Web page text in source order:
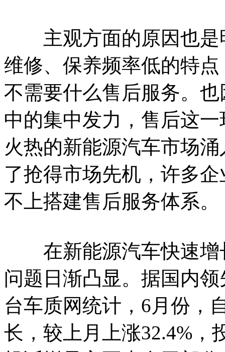
主观方面的原因也是
维修、保养频率低的特
不需要什么售后服务。
中的集中发力，售后这
火热的新能源汽车市场
了抢得市场先机，许多
不上搭建售后服务体系。
在新能源汽车快速增
问题日渐凸显。据国内
台车质网统计，6月份，
长，较上月上涨32.4%，